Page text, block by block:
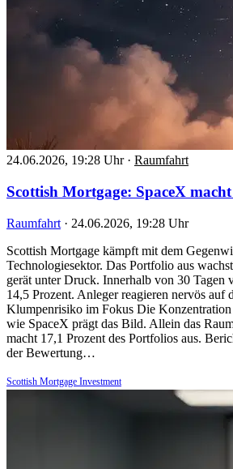
24.06.2026, 19:28 Uhr · Raumfahrt
Scottish Mortgage: SpaceX
Raumfahrt · 24.06.2026, 19:28 Uhr
Scottish Mortgage kämpft mit dem
Technologiesektor. Das Portfolio aus
gerät unter Druck. Innerhalb von 30 Tagen
14,5 Prozent. Anleger reagieren nervös auf
Klumpenrisiko im Fokus Die
wie SpaceX prägt das Bild. Allein das
macht 17,1 Prozent des Portfolios aus.
der Bewertung…
Scottish Mortgage Investment